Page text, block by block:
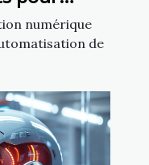
client
numérique
de